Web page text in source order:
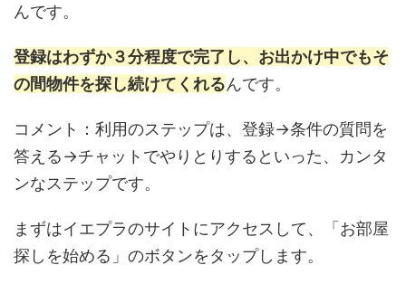
んです。
登録はわずか３分程度で完了し、お出かけ中でもそ
の間物件を探し続けてくれるんです。
コメント：利用のステップは、登録→条件の質問を
答える→チャットでやりとりするといった、カンタ
ンなステップです。
まずはイエプラのサイトにアクセスして、「お部屋
探しを始める」のボタンをタップします。